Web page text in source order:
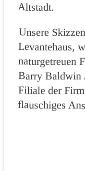
Altstadt.
Unsere
Levantehaus,
naturgetreuen
Barry Baldwin
Filiale der Firma
flauschiges